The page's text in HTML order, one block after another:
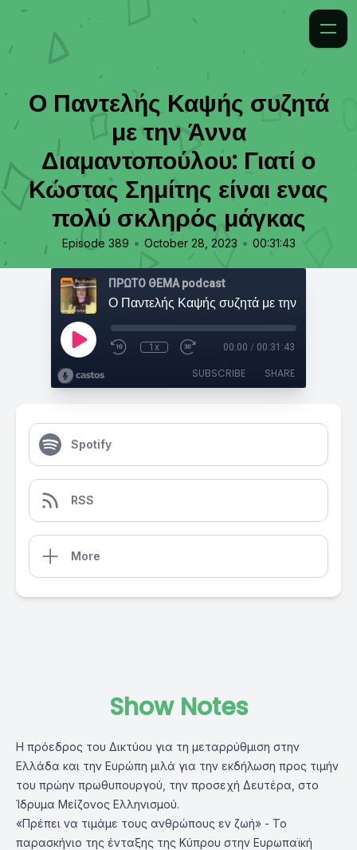
Ο Παντελής Καψής συζητά
με την Άννα
Διαμαντοπούλου: Γιατί ο
Κώστας Σημίτης είναι ενας
πολύ σκληρός μάγκας
Episode 389 • October 28, 2023 • 00:31:43
ΠΡΩΤΟ ΘΕΜΑ podcast
1x 00:00 / 00:31:43
SUBSCRIBE SHARE
Spotify
RSS
More
Show Notes
Η πρόεδρος του Δικτύου για τη μεταρρύθμιση στην
Ελλάδα και την Ευρώπη μιλά για την εκδήλωση προς τιμήν
του πρώην πρωθυπουργού, την προσεχή Δευτέρα, στο
Ίδρυμα Μείζονος Ελληνισμού.
«Πρέπει να τιμάμε τους ανθρώπους εν ζωή» - Το
παρασκήνιο της ένταξης της Κύπρου στην Ευρωπαϊκή